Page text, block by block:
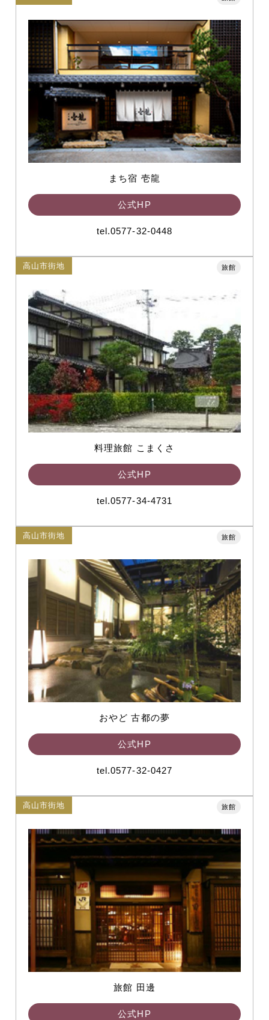
まち宿 壱龍
公式HP
tel.0577-32-0448
高山市街地 旅館
料理旅館 こまくさ
公式HP
tel.0577-34-4731
高山市街地 旅館
おやど 古都の夢
公式HP
tel.0577-32-0427
高山市街地 旅館
旅館 田邊
公式HP